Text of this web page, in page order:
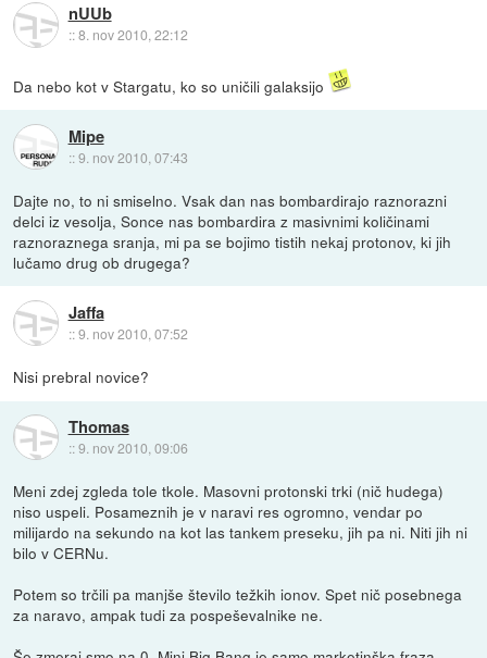
nUUb
::8. nov 2010, 22:12
Da nebo kot v Stargatu, ko so uničili galaksijo
Mipe
::9. nov 2010, 07:43
Dajte no, to ni smiselno. Vsak dan nas bombardirajo raznorazni
delci iz vesolja, Sonce nas bombardira z masivnimi količinami
raznoraznega sranja, mi pa se bojimo tistih nekaj protonov, ki jih
lučamo drug ob drugega?
Jaffa
::9. nov 2010, 07:52
Nisi prebral novice?
Thomas
::9. nov 2010, 09:06
Meni zdej zgleda tole tkole. Masovni protonski trki (nič hudega)
niso uspeli. Posameznih je v naravi res ogromno, vendar po
milijardo na sekundo na kot las tankem preseku, jih pa ni. Niti jih ni
bilo v CERNu.
Potem so trčili pa manjše število težkih ionov. Spet nič posebnega
za naravo, ampak tudi za pospeševalnike ne.